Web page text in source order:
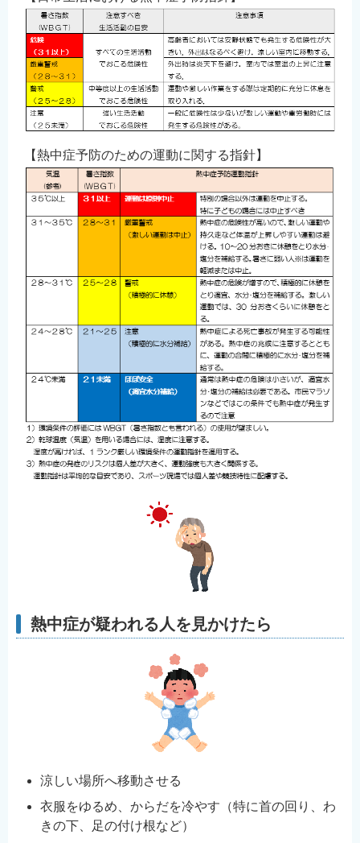
【熱中症予防のための運動に関する指針】
熱中症が疑われる人を見かけたら
涼しい場所へ移動させる
衣服をゆるめ、からだを冷やす（特に首の回り、わ
きの下、足の付け根など）